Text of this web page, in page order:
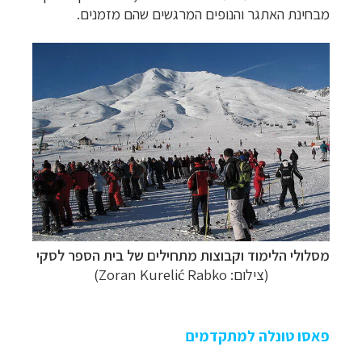
מבחינת האתגר והנופים המרגשים שהם מזמנים.
מסלולי הלימוד וקבוצות מתחילים של בית הספר לסקי
(צילום: Zoran Kurelić Rabko)
פאסו טונלה למתקדמים
טיולי אקטיב - אופניים, שייט והליכה לחצו לרשימת
יעדים »
תכנוןטיולים לצפון אמריקה
לחצו לרשימת היעדים »
קרוזים והפלגות נופשלחצו לרשימת היעדים »